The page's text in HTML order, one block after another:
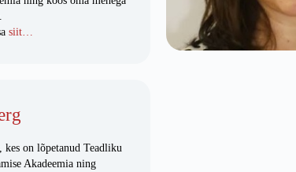
siit…
kes on lõpetanud Teadliku
Akadeemia ning